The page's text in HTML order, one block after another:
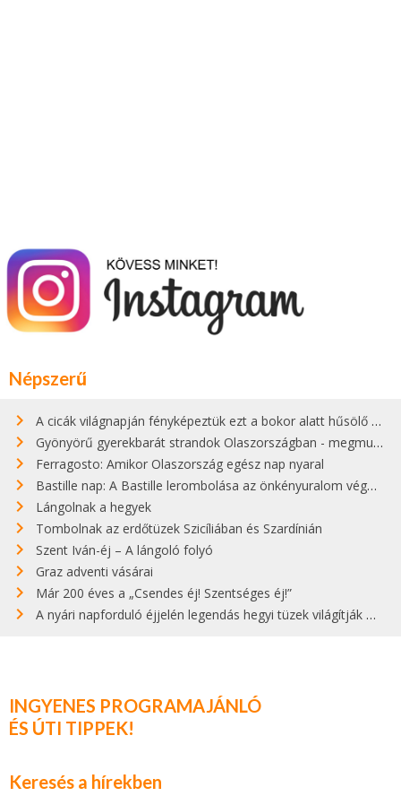
Népszerű
A cicák világnapján fényképeztük ezt a bokor alatt hűsölő cicát Kisorosziban
Gyönyörű gyerekbarát strandok Olaszországban - megmutatjuk a 15 legjobbat
Ferragosto: Amikor Olaszország egész nap nyaral
Bastille nap: A Bastille lerombolása az önkényuralom végét jelentette
Lángolnak a hegyek
Tombolnak az erdőtüzek Szicíliában és Szardínián
Szent Iván-éj – A lángoló folyó
Graz adventi vásárai
Már 200 éves a „Csendes éj! Szentséges éj!”
A nyári napforduló éjjelén legendás hegyi tüzek világítják meg Zugspitzét
INGYENES PROGRAMAJÁNLÓ
ÉS ÚTI TIPPEK!
Keresés a hírekben